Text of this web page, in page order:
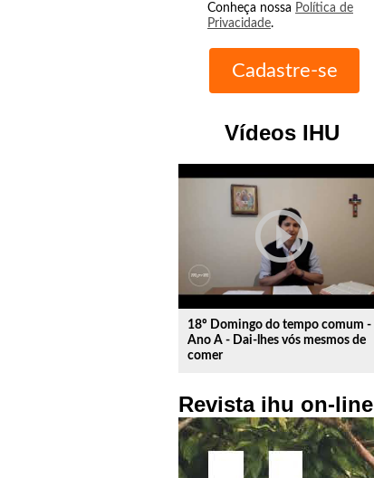
Conheça nossa Política de
Privacidade.
Vídeos IHU
play_circle_outline
18º Domingo do tempo comum -
Ano A - Dai-lhes vós mesmos de
comer
Revista ihu on-line